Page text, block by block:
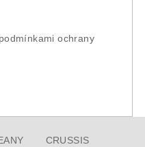
podmínkami ochrany
CRUSSIS